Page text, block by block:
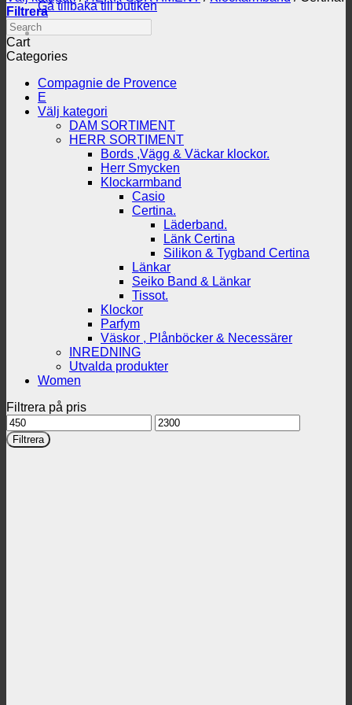
Gå tillbaka till butiken
Filtrera
Search
Cart
Categories
Compagnie de Provence
E
Välj kategori
DAM SORTIMENT
HERR SORTIMENT
Bords ,Vägg & Väckar klockor.
Herr Smycken
Klockarmband
Casio
Certina.
Läderband.
Länk Certina
Silikon & Tygband Certina
Länkar
Seiko Band & Länkar
Tissot.
Klockor
Parfym
Väskor , Plånböcker & Necessärer
INREDNING
Utvalda produkter
Women
Filtrera på pris
Min
pris
Max
pris
Filtrera